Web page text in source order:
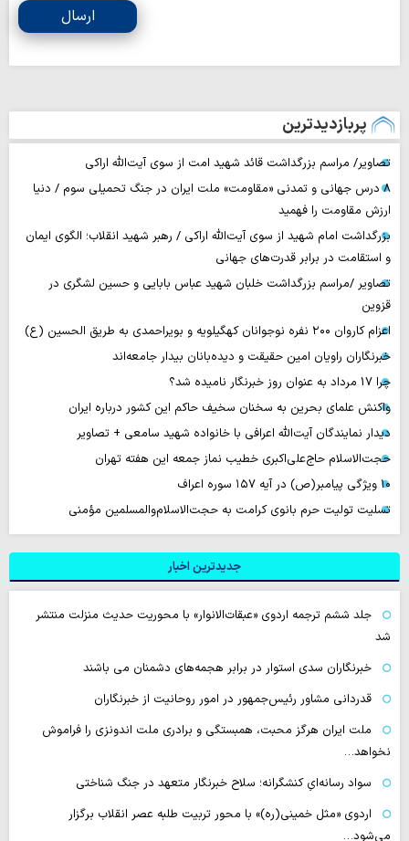
ارسال
پربازدیدترین
تصاویر/ مراسم بزرگداشت قائد شهید امت از سوی آیت‌الله اراکی
۸ درس جهانی و تمدنی «مقاومت» ملت ایران در جنگ تحمیلی سوم / دنیا
ارزش مقاومت را فهمید
بزرگداشت امام شهید از سوی آیت‌الله اراکی / رهبر شهید انقلاب؛ الگوی ایمان
و استقامت در برابر قدرت‌های جهانی
تصاویر /مراسم بزرگداشت خلبان شهید عباس بابایی و حسین لشگری در
قزوین
اعزام کاروان ۲۰۰ نفره نوجوانان کهگیلویه و بویراحمدی به طریق الحسین (ع)
خبرنگاران راویان امین حقیقت و دیده‌بانان بیدار جامعه‌اند
چرا 17 مرداد به عنوان روز خبرنگار نامیده شد؟
واکنش علمای بحرین به سخنان سخیف حاکم این کشور درباره ایران
دیدار نمایندگان آیت‌الله اعرافی با خانواده شهید سامعی + تصاویر
حجت‌الاسلام حاج‌علی‌اکبری خطیب نماز جمعه این هفته تهران
۱۰ ویژگی پیامبر(ص) در آیه ۱۵۷ سوره اعراف
تسلیت تولیت حرم بانوی کرامت به حجت‌الاسلام‌والمسلمین مؤمنی
جدیدترین اخبار
جلد ششم ترجمه اردوی «عبقات‌الانوار» با محوریت حدیث منزلت منتشر
شد
خبرنگاران سدی استوار در برابر هجمه‌های دشمنان می باشند
قدردانی مشاور رئیس‌جمهور در امور روحانیت از خبرنگاران
ملت ایران هرگز محبت، همبستگی و برادری ملت اندونزی را فراموش
نخواهد…
سواد رسانه‌ایِ کنشگرانه؛ سلاح خبرنگار متعهد در جنگ شناختی
اردوی «مثل خمینی(ره)» با محور تربیت طلبه عصر انقلاب برگزار
می‌شود…